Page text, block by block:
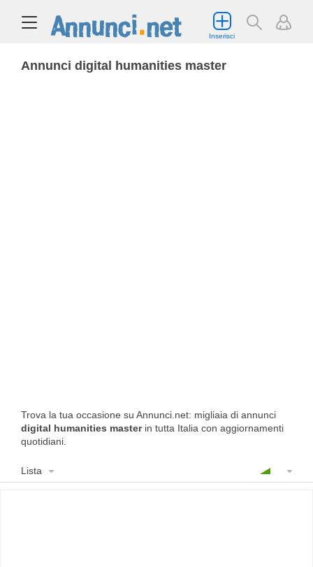
Inserisci
Annunci digital humanities master
Trova la tua occasione su Annunci.net: migliaia di annunci
digital humanities masterin tutta Italia con aggiornamenti
quotidiani.
Lista